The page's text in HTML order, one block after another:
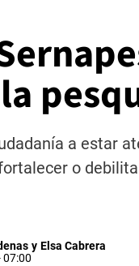
a estar
o
y Elsa Cabrera
07:00